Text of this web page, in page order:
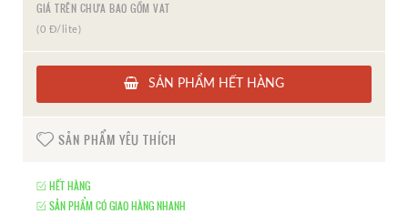
GIÁ TRÊN CHƯA BAO GỒM VAT
(0 Đ/lite)
SẢN PHẨM HẾT HÀNG
SẢN PHẨM YÊU THÍCH
HẾT HÀNG
SẢN PHẨM CÓ GIAO HÀNG NHANH